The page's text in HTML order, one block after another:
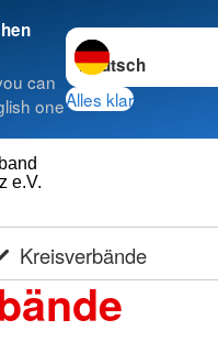
can
one
Sprache wechseln
Alles klar
e.V.
Kreisverbände